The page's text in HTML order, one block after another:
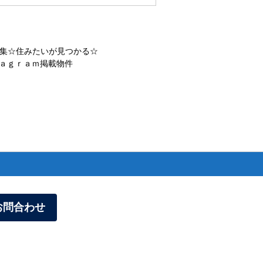
☆住みたいが見つかる☆
ｇｒａｍ掲載物件
問合わせ